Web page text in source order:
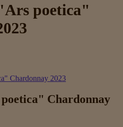
poetica"
Chardonnay 2023
Chardonnay